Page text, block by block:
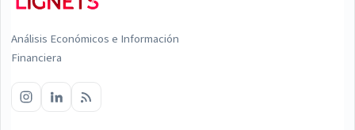
Análisis Económicos e Información
Financiera